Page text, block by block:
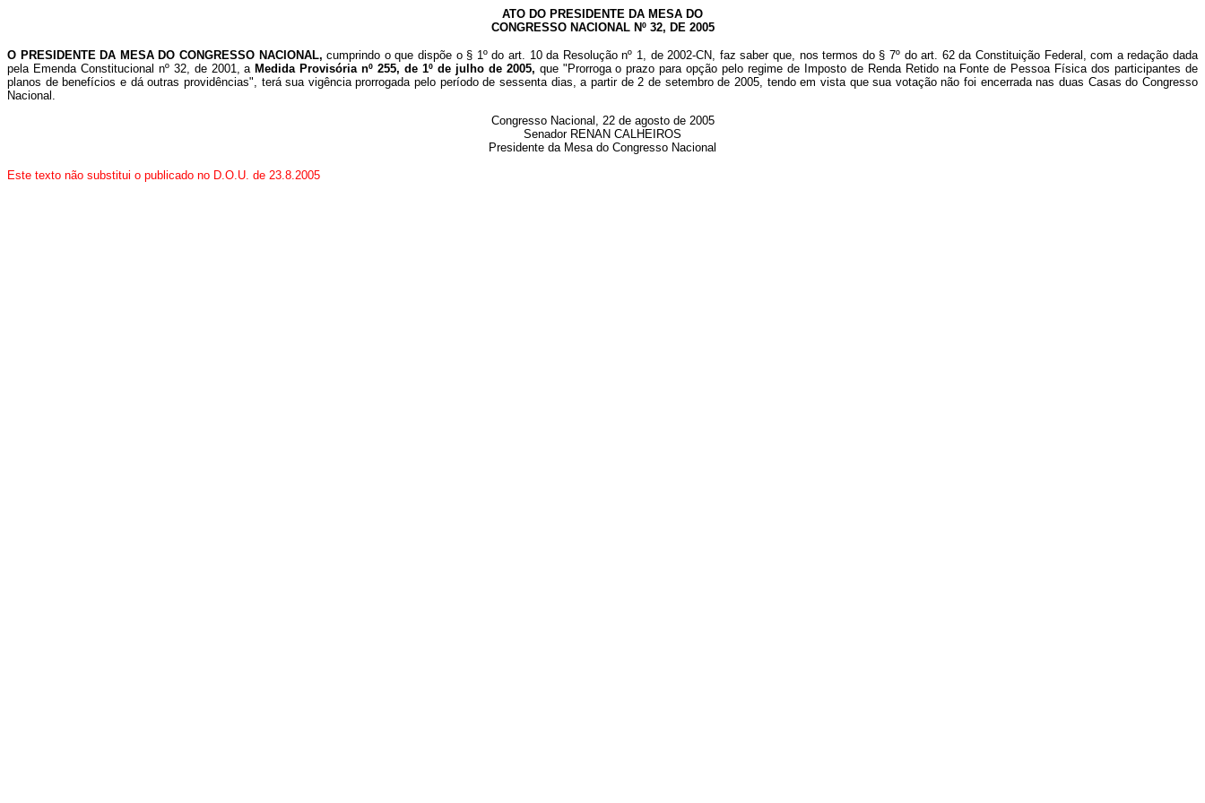
ATO DO PRESIDENTE DA MESA DO
CONGRESSO NACIONAL Nº 32, DE 2005
O PRESIDENTE DA MESA DO CONGRESSO NACIONAL,cumprindo o que dispõe o § 1º do art. 10 da Resolução nº 1, de 2002-CN, faz saber que, nos termos do § 7º do art. 62 da Constituição Federal, com a redação dada
pela Emenda Constitucional nº 32, de 2001, a Medida Provisória nº 255, de 1º de julho de 2005, que "Prorroga o prazo para opção pelo regime de Imposto de Renda Retido na Fonte de Pessoa Física dos participantes de
planos de benefícios e dá outras providências", terá sua vigência prorrogada pelo período de sessenta dias, a partir de 2 de setembro de 2005, tendo em vista que sua votação não foi encerrada nas duas Casas do Congresso
Nacional.
Congresso Nacional, 22 de agosto de 2005
Senador RENAN CALHEIROS
Presidente da Mesa do Congresso Nacional
Este texto não substitui o publicado no D.O.U. de 23.8.2005